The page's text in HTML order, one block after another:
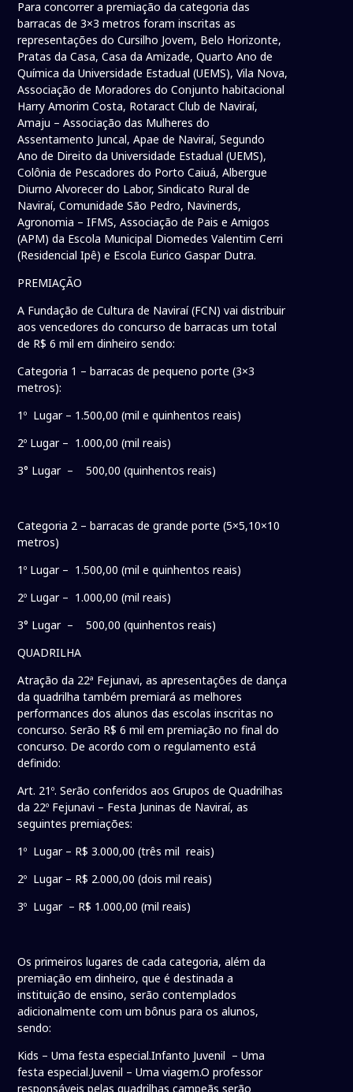
Para concorrer a premiação da categoria das
barracas de 3×3 metros foram inscritas as
representações do Cursilho Jovem, Belo Horizonte,
Pratas da Casa, Casa da Amizade, Quarto Ano de
Química da Universidade Estadual (UEMS), Vila Nova,
Associação de Moradores do Conjunto habitacional
Harry Amorim Costa, Rotaract Club de Naviraí,
Amaju – Associação das Mulheres do
Assentamento Juncal, Apae de Naviraí, Segundo
Ano de Direito da Universidade Estadual (UEMS),
Colônia de Pescadores do Porto Caiuá, Albergue
Diurno Alvorecer do Labor, Sindicato Rural de
Naviraí, Comunidade São Pedro, Navinerds,
Agronomia – IFMS, Associação de Pais e Amigos
(APM) da Escola Municipal Diomedes Valentim Cerri
(Residencial Ipê) e Escola Eurico Gaspar Dutra.
PREMIAÇÃO
A Fundação de Cultura de Naviraí (FCN) vai distribuir
aos vencedores do concurso de barracas um total
de R$ 6 mil em dinheiro sendo:
Categoria 1 – barracas de pequeno porte (3×3
metros):
1º Lugar – 1.500,00 (mil e quinhentos reais)
2º Lugar – 1.000,00 (mil reais)
3° Lugar – 500,00 (quinhentos reais)
Categoria 2 – barracas de grande porte (5×5,10×10
metros)
1º Lugar – 1.500,00 (mil e quinhentos reais)
2º Lugar – 1.000,00 (mil reais)
3° Lugar – 500,00 (quinhentos reais)
QUADRILHA
Atração da 22ª Fejunavi, as apresentações de dança
da quadrilha também premiará as melhores
performances dos alunos das escolas inscritas no
concurso. Serão R$ 6 mil em premiação no final do
concurso. De acordo com o regulamento está
definido:
Art. 21º. Serão conferidos aos Grupos de Quadrilhas
da 22º Fejunavi – Festa Juninas de Naviraí, as
seguintes premiações:
1º Lugar – R$ 3.000,00 (três mil reais)
2º Lugar – R$ 2.000,00 (dois mil reais)
3º Lugar – R$ 1.000,00 (mil reais)
Os primeiros lugares de cada categoria, além da
premiação em dinheiro, que é destinada a
instituição de ensino, serão contemplados
adicionalmente com um bônus para os alunos,
sendo:
Kids – Uma festa especial.Infanto Juvenil – Uma
festa especial.Juvenil – Uma viagem.O professor
responsáveis pelas quadrilhas campeãs serão